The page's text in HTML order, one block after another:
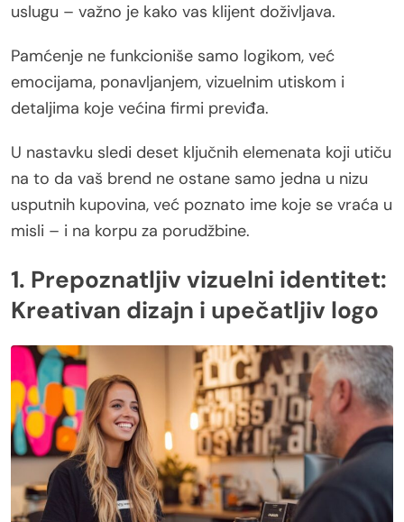
uslugu – važno je kako vas klijent doživljava.
Pamćenje ne funkcioniše samo logikom, već
emocijama, ponavljanjem, vizuelnim utiskom i
detaljima koje većina firmi previđa.
U nastavku sledi deset ključnih elemenata koji utiču
na to da vaš brend ne ostane samo jedna u nizu
usputnih kupovina, već poznato ime koje se vraća u
misli – i na korpu za porudžbine.
1. Prepoznatljiv vizuelni identitet:
Kreativan dizajn i upečatljiv logo